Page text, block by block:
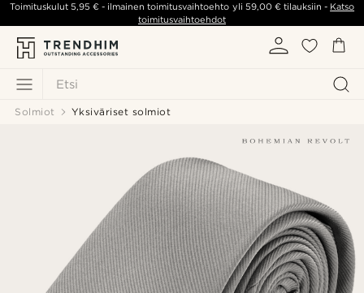
Etsi
Toimituskulut5,95 € - ilmainen toimitusvaihtoehto yli 59,00 €tilauksiin - Katso
toimitusvaihtoehdot
Solmiot Yksiväriset solmiot